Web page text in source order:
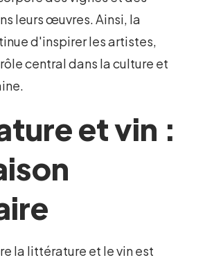
leurs œuvres. Ainsi, la
d'inspirer les artistes,
central dans la culture et
et vin :
la littérature et le vin est